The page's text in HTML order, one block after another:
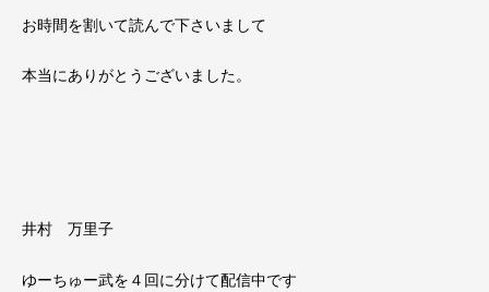
お時間を割いて読んで下さいまして
本当にありがとうございました。
井村 万里子
ゆーちゅー武を４回に分けて配信中です